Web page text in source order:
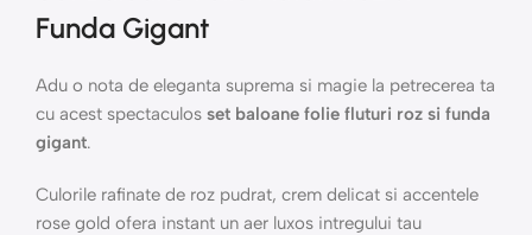
Funda Gigant
Adu o nota de eleganta suprema si magie la petrecerea ta
cu acest spectaculos set baloane folie fluturi roz si funda
gigant.
Culorile rafinate de roz pudrat, crem delicat si accentele
rose gold ofera instant un aer luxos intregului tau